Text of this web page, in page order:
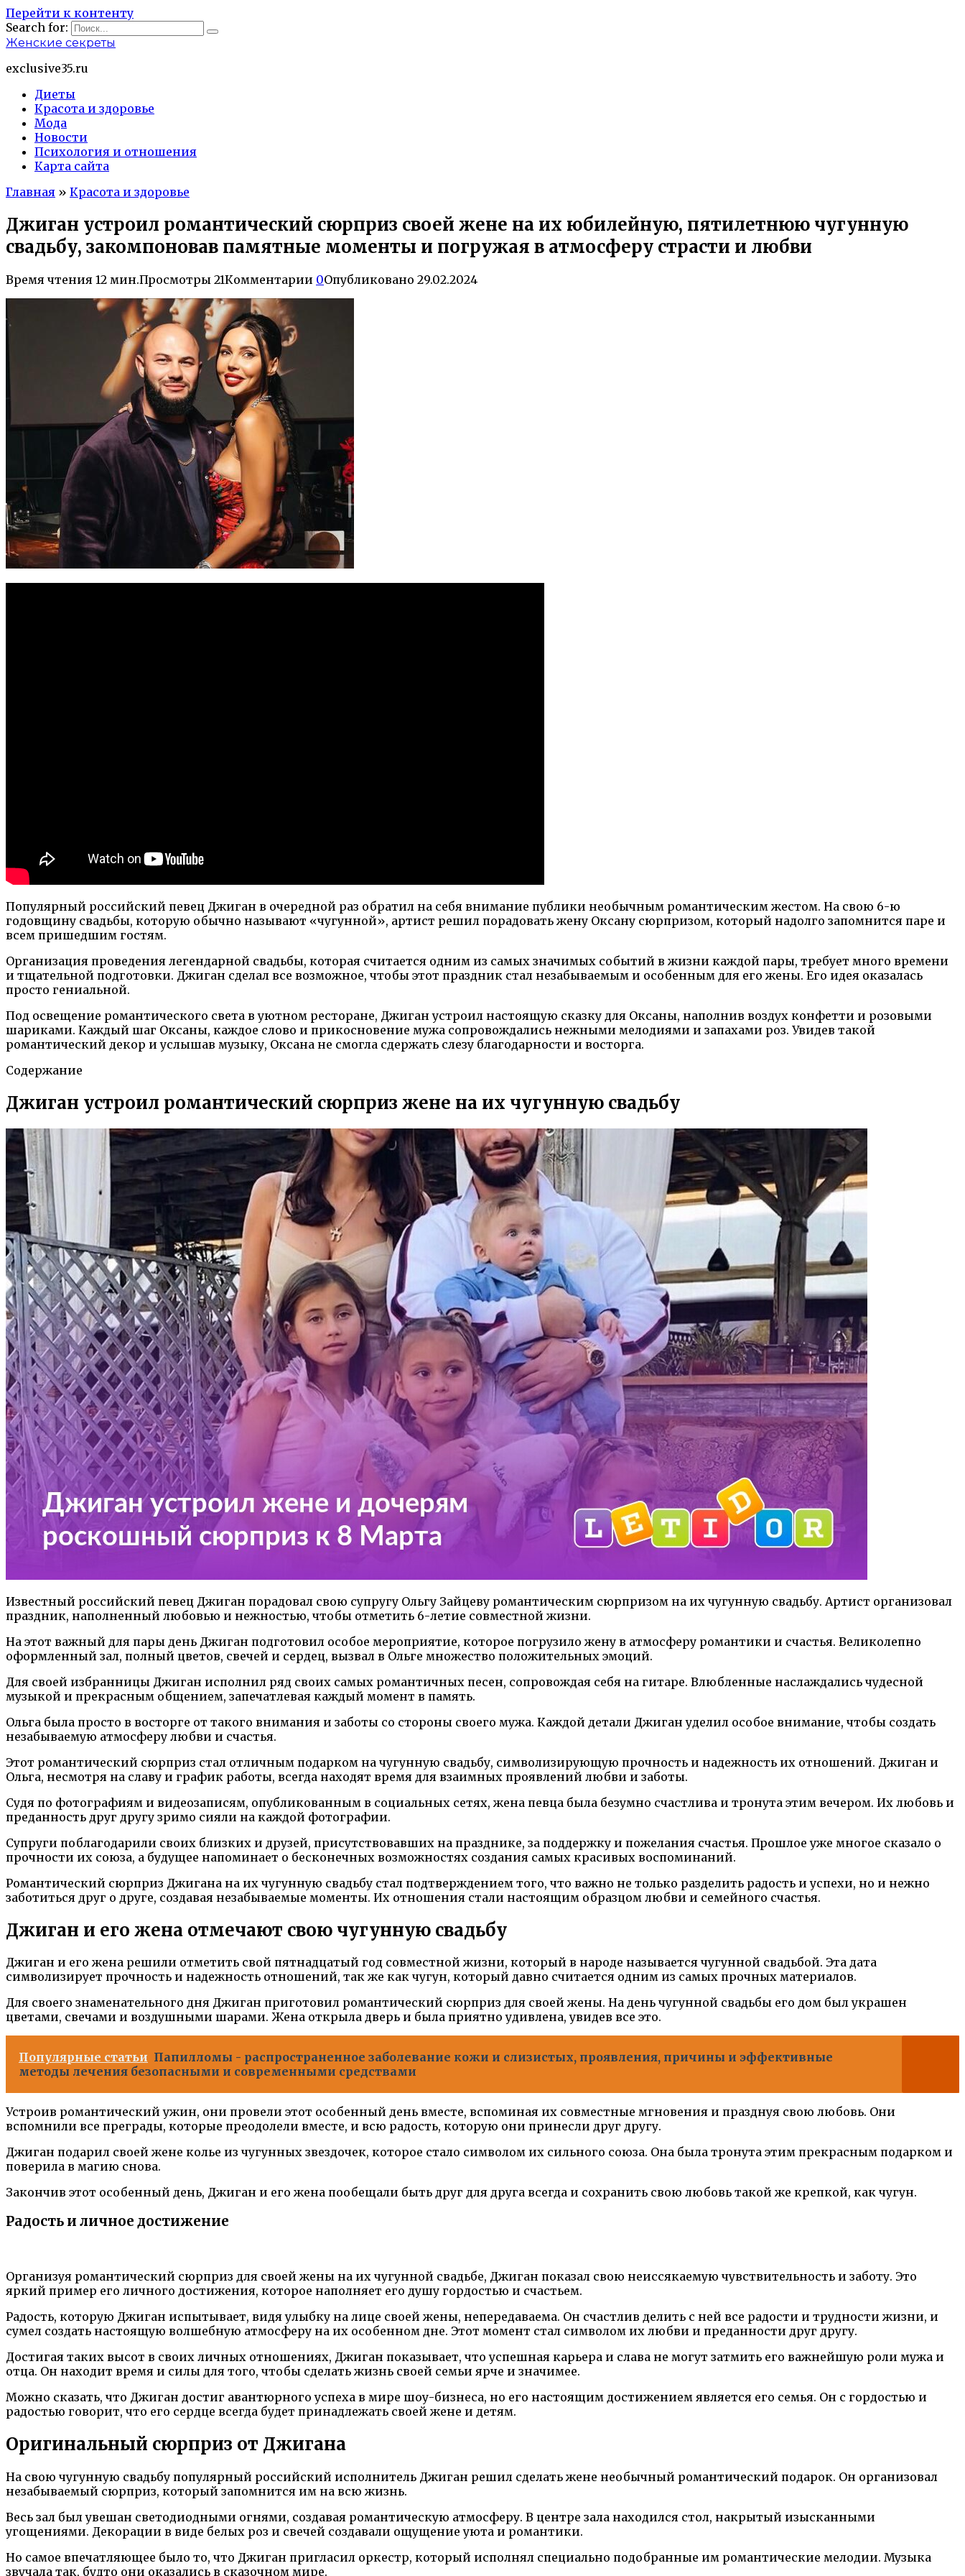
Перейти к контенту
Search for:
Женские секреты
exclusive35.ru
Диеты
Красота и здоровье
Мода
Новости
Психология и отношения
Карта сайта
Главная » Красота и здоровье
Джиган устроил романтический сюрприз своей жене на их юбилейную, пятилетнюю чугунную
свадьбу, закомпоновав памятные моменты и погружая в атмосферу страсти и любви
Время чтения 12 мин.Просмотры 21Комментарии 0Опубликовано 29.02.2024
Популярный российский певец Джиган в очередной раз обратил на себя внимание публики необычным романтическим жестом. На свою 6-ю
годовщину свадьбы, которую обычно называют «чугунной», артист решил порадовать жену Оксану сюрпризом, который надолго запомнится паре и
всем пришедшим гостям.
Организация проведения легендарной свадьбы, которая считается одним из самых значимых событий в жизни каждой пары, требует много времени
и тщательной подготовки. Джиган сделал все возможное, чтобы этот праздник стал незабываемым и особенным для его жены. Его идея оказалась
просто гениальной.
Под освещение романтического света в уютном ресторане, Джиган устроил настоящую сказку для Оксаны, наполнив воздух конфетти и розовыми
шариками. Каждый шаг Оксаны, каждое слово и прикосновение мужа сопровождались нежными мелодиями и запахами роз. Увидев такой
романтический декор и услышав музыку, Оксана не смогла сдержать слезу благодарности и восторга.
Содержание
Джиган устроил романтический сюрприз жене на их чугунную свадьбу
Известный российский певец Джиган порадовал свою супругу Ольгу Зайцеву романтическим сюрпризом на их чугунную свадьбу. Артист организовал
праздник, наполненный любовью и нежностью, чтобы отметить 6-летие совместной жизни.
На этот важный для пары день Джиган подготовил особое мероприятие, которое погрузило жену в атмосферу романтики и счастья. Великолепно
оформленный зал, полный цветов, свечей и сердец, вызвал в Ольге множество положительных эмоций.
Для своей избранницы Джиган исполнил ряд своих самых романтичных песен, сопровождая себя на гитаре. Влюбленные наслаждались чудесной
музыкой и прекрасным общением, запечатлевая каждый момент в память.
Ольга была просто в восторге от такого внимания и заботы со стороны своего мужа. Каждой детали Джиган уделил особое внимание, чтобы создать
незабываемую атмосферу любви и счастья.
Этот романтический сюрприз стал отличным подарком на чугунную свадьбу, символизирующую прочность и надежность их отношений. Джиган и
Ольга, несмотря на славу и график работы, всегда находят время для взаимных проявлений любви и заботы.
Судя по фотографиям и видеозаписям, опубликованным в социальных сетях, жена певца была безумно счастлива и тронута этим вечером. Их любовь и
преданность друг другу зримо сияли на каждой фотографии.
Супруги поблагодарили своих близких и друзей, присутствовавших на празднике, за поддержку и пожелания счастья. Прошлое уже многое сказало о
прочности их союза, а будущее напоминает о бесконечных возможностях создания самых красивых воспоминаний.
Романтический сюрприз Джигана на их чугунную свадьбу стал подтверждением того, что важно не только разделить радость и успехи, но и нежно
заботиться друг о друге, создавая незабываемые моменты. Их отношения стали настоящим образцом любви и семейного счастья.
Джиган и его жена отмечают свою чугунную свадьбу
Джиган и его жена решили отметить свой пятнадцатый год совместной жизни, который в народе называется чугунной свадьбой. Эта дата
символизирует прочность и надежность отношений, так же как чугун, который давно считается одним из самых прочных материалов.
Для своего знаменательного дня Джиган приготовил романтический сюрприз для своей жены. На день чугунной свадьбы его дом был украшен
цветами, свечами и воздушными шарами. Жена открыла дверь и была приятно удивлена, увидев все это.
Популярные статьи Папилломы - распространенное заболевание кожи и слизистых, проявления, причины и эффективные
методы лечения безопасными и современными средствами
Устроив романтический ужин, они провели этот особенный день вместе, вспоминая их совместные мгновения и празднуя свою любовь. Они
вспомнили все преграды, которые преодолели вместе, и всю радость, которую они принесли друг другу.
Джиган подарил своей жене колье из чугунных звездочек, которое стало символом их сильного союза. Она была тронута этим прекрасным подарком и
поверила в магию снова.
Закончив этот особенный день, Джиган и его жена пообещали быть друг для друга всегда и сохранить свою любовь такой же крепкой, как чугун.
Радость и личное достижение
Организуя романтический сюрприз для своей жены на их чугунной свадьбе, Джиган показал свою неиссякаемую чувствительность и заботу. Это
яркий пример его личного достижения, которое наполняет его душу гордостью и счастьем.
Радость, которую Джиган испытывает, видя улыбку на лице своей жены, непередаваема. Он счастлив делить с ней все радости и трудности жизни, и
сумел создать настоящую волшебную атмосферу на их особенном дне. Этот момент стал символом их любви и преданности друг другу.
Достигая таких высот в своих личных отношениях, Джиган показывает, что успешная карьера и слава не могут затмить его важнейшую роли мужа и
отца. Он находит время и силы для того, чтобы сделать жизнь своей семьи ярче и значимее.
Можно сказать, что Джиган достиг авантюрного успеха в мире шоу-бизнеса, но его настоящим достижением является его семья. Он с гордостью и
радостью говорит, что его сердце всегда будет принадлежать своей жене и детям.
Оригинальный сюрприз от Джигана
На свою чугунную свадьбу популярный российский исполнитель Джиган решил сделать жене необычный романтический подарок. Он организовал
незабываемый сюрприз, который запомнится им на всю жизнь.
Весь зал был увешан светодиодными огнями, создавая романтическую атмосферу. В центре зала находился стол, накрытый изысканными
угощениями. Декорации в виде белых роз и свечей создавали ощущение уюта и романтики.
Но самое впечатляющее было то, что Джиган пригласил оркестр, который исполнял специально подобранные им романтические мелодии. Музыка
звучала так, будто они оказались в сказочном мире.